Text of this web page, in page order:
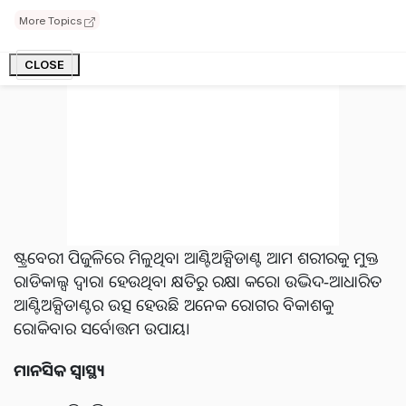
More Topics
CLOSE
ଷ୍ଟ୍ରବେରୀ ପିଜୁଳିରେ ମିଳୁଥିବା ଆଣ୍ଟିଅକ୍ସିଡାଣ୍ଟ ଆମ ଶରୀରକୁ ମୁକ୍ତ
ରାଡିକାଲ୍ସ ଦ୍ୱାରା ହେଉଥିବା କ୍ଷତିରୁ ରକ୍ଷା କରେ। ଉଦ୍ଭିଦ-ଆଧାରିତ
ଆଣ୍ଟିଅକ୍ସିଡାଣ୍ଟର ଉତ୍ସ ହେଉଛି ଅନେକ ରୋଗର ବିକାଶକୁ
ରୋକିବାର ସର୍ବୋତ୍ତମ ଉପାୟ।
ମାନସିକ ସ୍ୱାସ୍ଥ୍ୟ